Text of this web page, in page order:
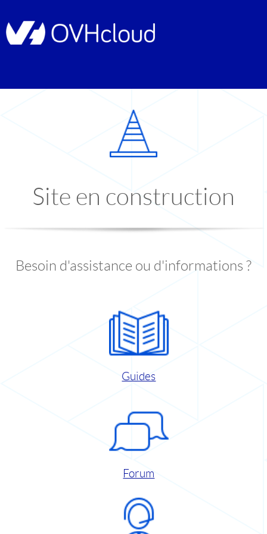
Site en construction
Besoin d'assistance ou d'informations ?
Guides
Forum